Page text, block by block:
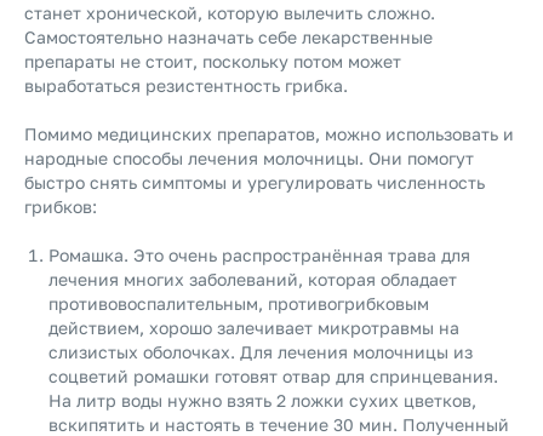
станет хронической, которую вылечить сложно.
Самостоятельно назначать себе лекарственные
препараты не стоит, поскольку потом может
выработаться резистентность грибка.
Помимо медицинских препаратов, можно использовать и
народные способы лечения молочницы. Они помогут
быстро снять симптомы и урегулировать численность
грибков:
Ромашка. Это очень распространённая трава для
лечения многих заболеваний, которая обладает
противовоспалительным, противогрибковым
действием, хорошо залечивает микротравмы на
слизистых оболочках. Для лечения молочницы из
соцветий ромашки готовят отвар для спринцевания.
На литр воды нужно взять 2 ложки сухих цветков,
вскипятить и настоять в течение 30 мин. Полученный